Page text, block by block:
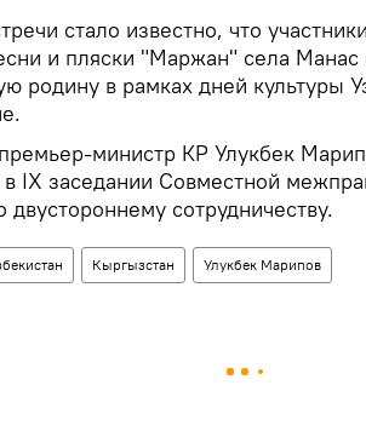
стало известно, что
и пляски "Маржан" села Манас
родину в рамках дней культуры
министр КР Улукбек
в IX заседании Совместной
двустороннему сотрудничеству.
Кыргызстан Улукбек Марипов